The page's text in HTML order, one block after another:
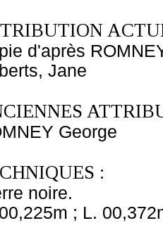
d'après
Jane
George
:
noire.
; L.